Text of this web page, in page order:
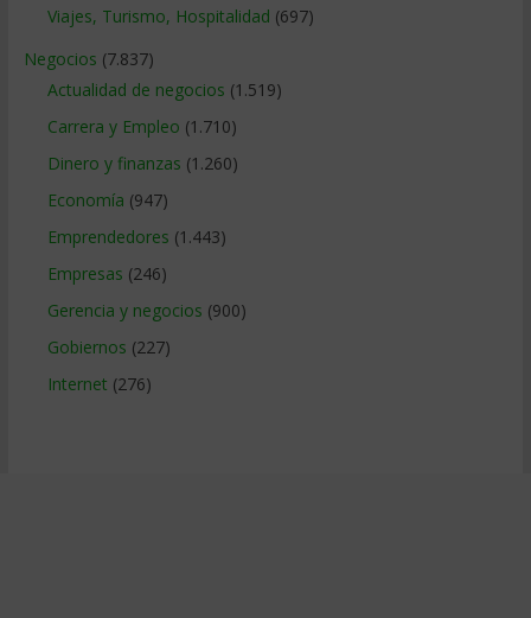
Viajes, Turismo, Hospitalidad (697)
Negocios (7.837)
Actualidad de negocios (1.519)
Carrera y Empleo (1.710)
Dinero y finanzas (1.260)
Economía (947)
Emprendedores (1.443)
Empresas (246)
Gerencia y negocios (900)
Gobiernos (227)
Internet (276)